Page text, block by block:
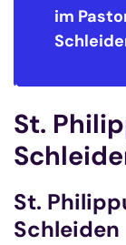
St.
St.
Schleiden